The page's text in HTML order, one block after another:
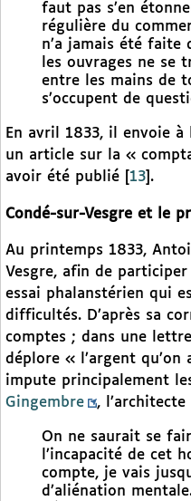
faut pas s’en
régulière du
n’a jamais été faite
les ouvrages ne se
entre les mains de
s’occupent de
En avril 1833, il envoie
un article sur la «
avoir été publié
13 .
Condé-sur-Vesgre et le
Au printemps 1833,
Vesgre, afin de
essai phalanstérien qui
difficultés. D’après sa
comptes ; dans une
déplore « l’argent
impute principalement
Gingembre
,
On ne saurait se
l’incapacité de cet
compte, je vais
d’aliénation